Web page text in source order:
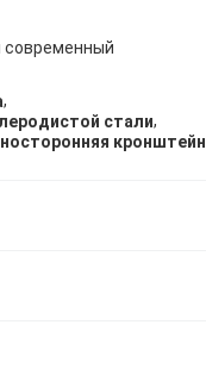
современный
,
стали,
кронштейн